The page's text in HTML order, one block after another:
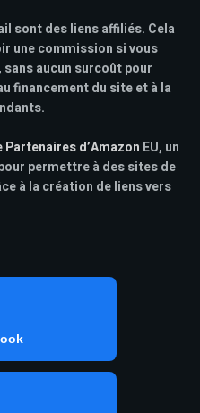
sont des liens affiliés. Cela
une commission si vous
aucun surcoût pour
financement du site et à la
d’Amazon EU, un
permettre à des sites de
à la création de liens vers